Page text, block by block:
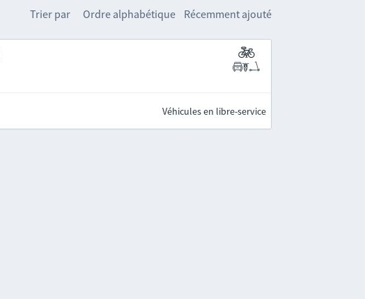
Trier par Ordre alphabétique Récemment ajouté
Véhicules en libre-service